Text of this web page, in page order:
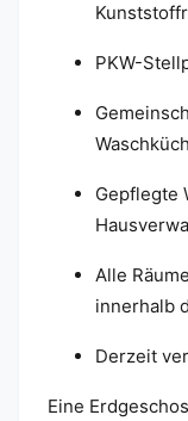
PKW-
Gepflegte
Alle
innerhalb
Derzeit
Eine